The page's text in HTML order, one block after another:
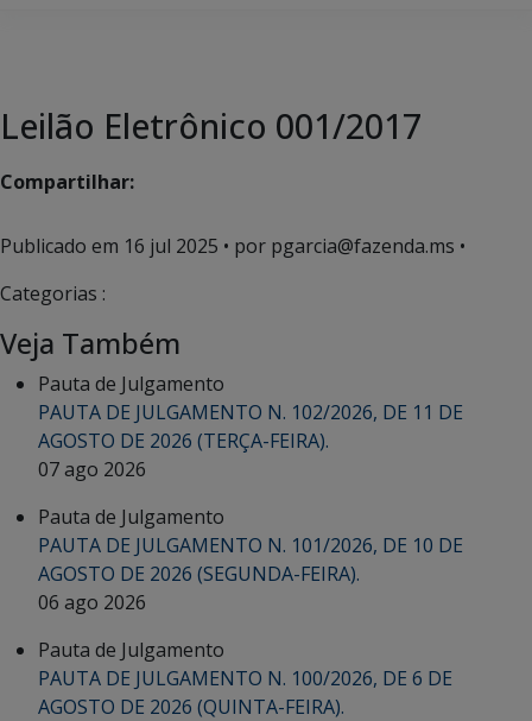
Leilão Eletrônico 001/2017
Compartilhar:
Publicado em 16 jul 2025 • por pgarcia@fazenda.ms •
Categorias :
Veja Também
Pauta de Julgamento
PAUTA DE JULGAMENTO N. 102/2026, DE 11 DE
AGOSTO DE 2026 (TERÇA-FEIRA).
07 ago 2026
Pauta de Julgamento
PAUTA DE JULGAMENTO N. 101/2026, DE 10 DE
AGOSTO DE 2026 (SEGUNDA-FEIRA).
06 ago 2026
Pauta de Julgamento
PAUTA DE JULGAMENTO N. 100/2026, DE 6 DE
AGOSTO DE 2026 (QUINTA-FEIRA).